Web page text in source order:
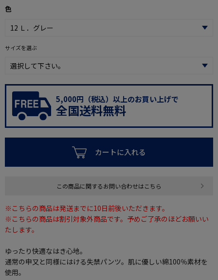
色
サイズを選ぶ
5,000円（税込）以上のお買い上げで
全国送料無料
カートに入れる
この商品に関するお問い合わせはこちら
※こちらの商品は発送までに10日前後いただきます。
※こちらの商品は割引対象外商品です。予めご了承のほどお願いい
たします。
ゆったり快適なはき心地。
通常の申又と同様にはける失禁パンツ。肌に優しい綿100％素材を
使用。